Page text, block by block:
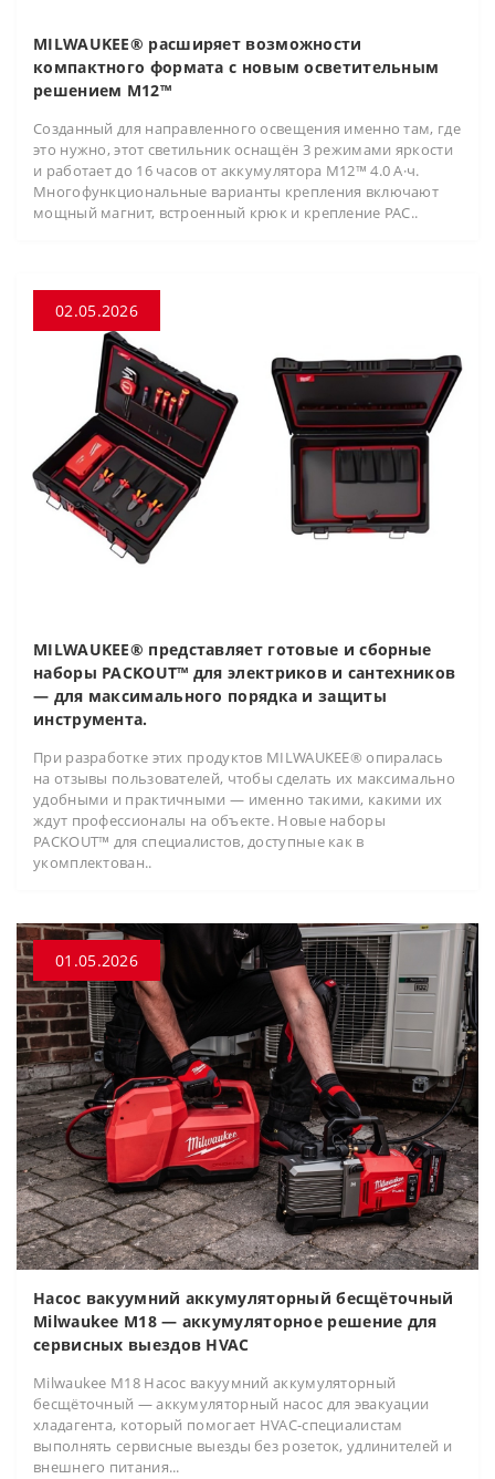
MILWAUKEE® расширяет возможности
компактного формата с новым осветительным
решением M12™
Созданный для направленного освещения именно там, где
это нужно, этот светильник оснащён 3 режимами яркости
и работает до 16 часов от аккумулятора M12™ 4.0 А·ч.
Многофункциональные варианты крепления включают
мощный магнит, встроенный крюк и крепление PAC..
02.05.2026
MILWAUKEE® представляет готовые и сборные
наборы PACKOUT™ для электриков и сантехников
— для максимального порядка и защиты
инструмента.
При разработке этих продуктов MILWAUKEE® опиралась
на отзывы пользователей, чтобы сделать их максимально
удобными и практичными — именно такими, какими их
ждут профессионалы на объекте. Новые наборы
PACKOUT™ для специалистов, доступные как в
укомплектован..
01.05.2026
Насос вакуумний аккумуляторный бесщёточный
Milwaukee M18 — аккумуляторное решение для
сервисных выездов HVAC
Milwaukee M18 Насос вакуумний аккумуляторный
бесщёточный — аккумуляторный насос для эвакуации
хладагента, который помогает HVAC-специалистам
выполнять сервисные выезды без розеток, удлинителей и
внешнего питания...